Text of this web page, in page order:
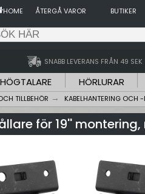
HOME ÅTERGÅ VAROR BUTIKER
SNABB LEVERANS FRÅN 49 SEK
HÖGTALARE HÖRLURAR
TILLBEHÖR KABELHANTERING OCH
för 19''